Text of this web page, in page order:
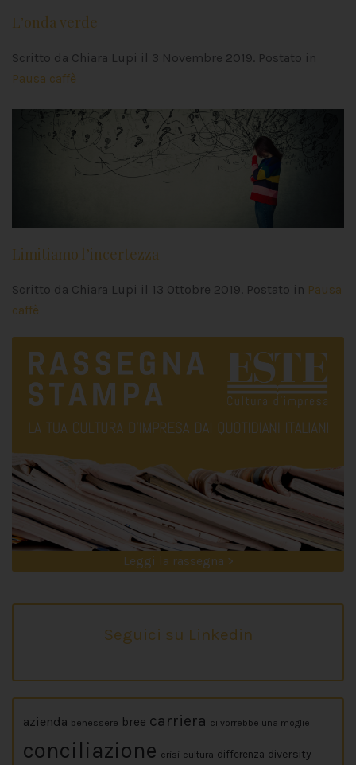
L’onda verde
Scritto da Chiara Lupi il 3 Novembre 2019. Postato in
Pausa caffè
Limitiamo l’incertezza
Scritto da Chiara Lupi il 13 Ottobre 2019. Postato in Pausa
caffè
Leggi la rassegna >
Seguici su Linkedin
azienda benessere bree carriera ci vorrebbe una moglie
conciliazione crisi cultura differenza diversity